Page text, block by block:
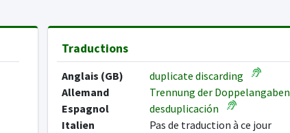
Traductions
Anglais (GB)
duplicate discarding
Allemand
Trennung der Doppelangaben
Espagnol
desduplicación
Italien
Pas de traduction à ce jour